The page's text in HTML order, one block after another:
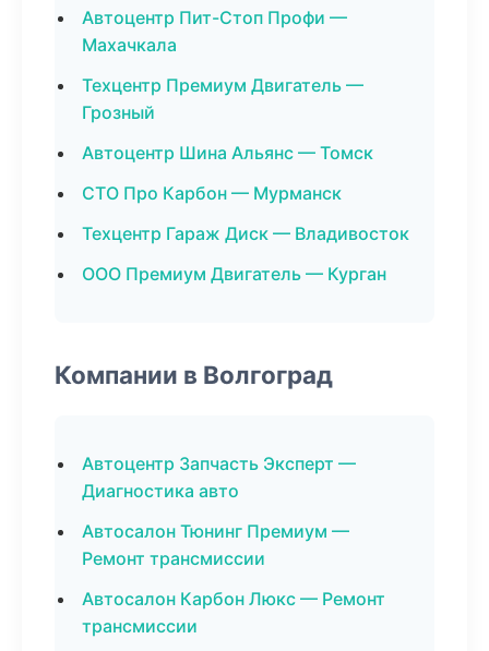
Автоцентр Пит-Стоп Профи —
Махачкала
Техцентр Премиум Двигатель —
Грозный
Автоцентр Шина Альянс — Томск
СТО Про Карбон — Мурманск
Техцентр Гараж Диск — Владивосток
ООО Премиум Двигатель — Курган
Компании в Волгоград
Автоцентр Запчасть Эксперт —
Диагностика авто
Автосалон Тюнинг Премиум —
Ремонт трансмиссии
Автосалон Карбон Люкс — Ремонт
трансмиссии